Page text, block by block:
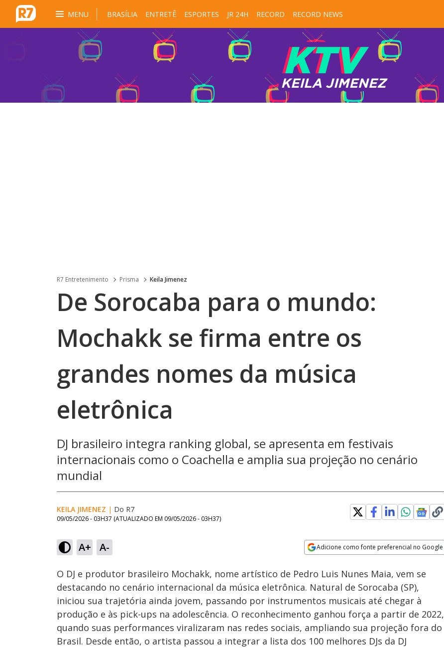
MENU BRASÍLIA ENTRETÊ ESPORTES JR 24H RECORD RECORD NEWS
R7 Entretenimento Prisma Keila Jimenez
De Sorocaba para o mundo:
Mochakk se firma entre os
grandes nomes da música
eletrônica
DJ brasileiro integra ranking global, se apresenta em festivais
internacionais como o Coachella e amplia sua projeção no cenário
mundial
KEILA JIMENEZ | Do R7
09/05/2026 - 03H37 (ATUALIZADO EM 09/05/2026 - 03H37)
A+ A- Adicione como fonte preferencial no Google
Ativar
Som
Velocidade
O DJ e produtor brasileiro Mochakk, nome artístico de Pedro Luis Nunes Maia, vem se
destacando no cenário internacional da música eletrônica. Natural de Sorocaba (SP),
iniciou sua trajetória ainda jovem, passando por instrumentos musicais até chegar à
produção e às pick-ups na adolescência. O reconhecimento ganhou força a partir de 2022,
quando suas performances viralizaram nas redes sociais, ampliando sua projeção fora do
Brasil. Desde então, o artista passou a integrar a lista dos 100 melhores DJs da DJ